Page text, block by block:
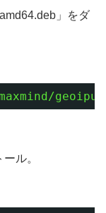
」をダ
ル。